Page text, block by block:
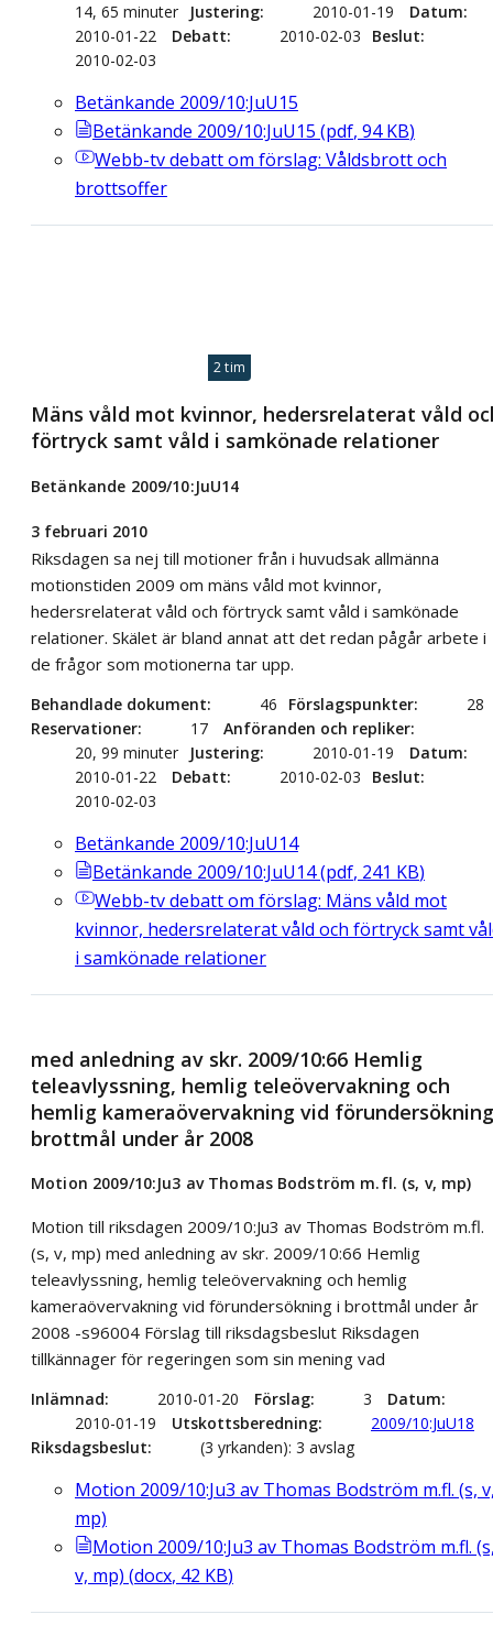
14, 65 minuter Justering 2010-01-19
Datum
2010-01-22
Debatt 2010-02-03
Beslut
2010-02-03
Betänkande 2009/10:JuU15
Betänkande 2009/10:JuU15 (pdf, 94 KB)
Webb-tvdebatt om förslag: Våldsbrott och
brottsoffer
2 tim
Mäns våld mot kvinnor, hedersrelaterat våld
förtryck samt våld i samkönade relationer
Betänkande 2009/10:JuU14
3 februari 2010
Riksdagen sa nej till motioner från i huvudsak allmänna
motionstiden 2009 om mäns våld mot kvinnor,
hedersrelaterat våld och förtryck samt våld i samkönade
relationer. Skälet är bland annat att det redan pågår arbete i
de frågor som motionerna tar upp.
Behandlade dokument 46 Förslagspunkter
28
Reservationer
17
Anföranden och repliker
20, 99 minuter
Justering 2010-01-19
Datum
2010-01-22
Debatt 2010-02-03
Beslut
2010-02-03
Betänkande 2009/10:JuU14
Betänkande 2009/10:JuU14(pdf, 241 KB)
Webb-tvdebatt om förslag: Mäns våld mot
kvinnor, hedersrelaterat våld och förtryck samt
i samkönade relationer
med anledning av skr. 2009/10:66 Hemlig
teleavlyssning, hemlig teleövervakning och
hemlig kameraövervakning vid
brottmål under år 2008
Motion 2009/10:Ju3 av Thomas Bodström m.fl. (s, v, mp)
Motion till riksdagen 2009/10:Ju3 av Thomas Bodström m.fl.
(s, v, mp) med anledning av skr. 2009/10:66 Hemlig
teleavlyssning, hemlig teleövervakning och hemlig
kameraövervakning vid förundersökning i brottmål under år
2008 -s96004 Förslag till riksdagsbeslut Riksdagen
tillkännager för regeringen som sin mening vad
Inlämnad 2010-01-20 Förslag 3
Datum
2010-01-19
Utskottsberedning
2009/10:JuU18
Riksdagsbeslut
(3 yrkanden): 3 avslag
Motion 2009/10:Ju3 av Thomas Bodström m.fl. (s,
mp)
Motion 2009/10:Ju3 av Thomas Bodström m.fl.
v, mp) (docx, 42 KB)